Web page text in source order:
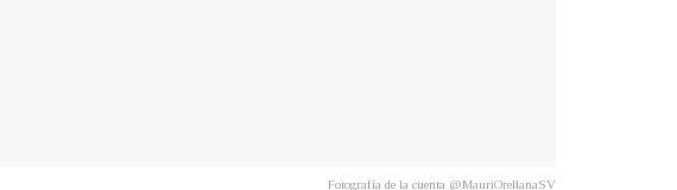
Fotografía de la cuenta @MauriOrellanaSV